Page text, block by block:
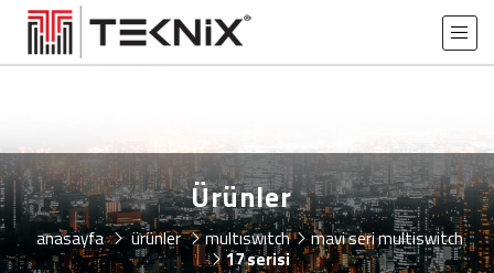
Ürünler
anasayfa ürünler multiswitch
mavi seri multiswitch
17 serisi